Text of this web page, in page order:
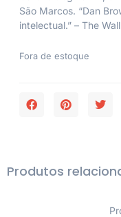
São Marcos. “Dan
intelectual.” – The
Fora de estoque
Produtos